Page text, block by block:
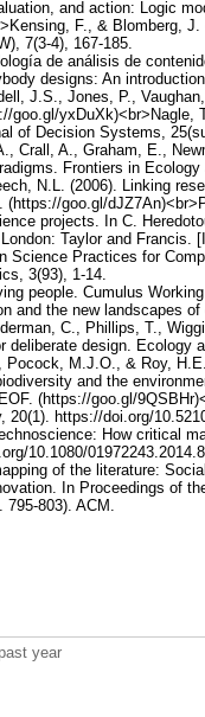
and action: Logic
F., & Blomberg,
7(3-4), 167-185.
de análisis de
designs: An
J.S., Jones, P.,
yxDuXk)<br>Nagle,
of Decision Systems,
Crall, A., Graham, E.,
Frontiers in Ecology
N.L. (2006). Linking
goo.gl/
projects. In C.
Taylor and Francis.
Science Practices for
3(93), 1-14.
people. Cumulus
and the new landscapes
C., Phillips, T.,
design. Ecology
Pocock, M.J.O., & Roy,
and the
(https://goo.gl/
https://doi.org/
How critical
10.1080/
of the literature:
In Proceedings of
803). ACM.
year